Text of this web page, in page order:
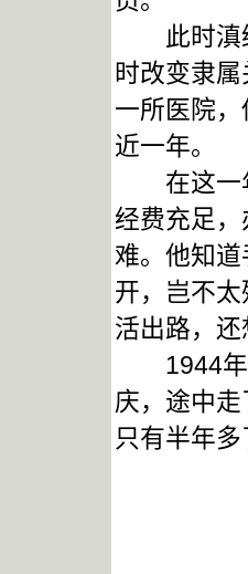
此时滇缅
时改变隶
一所医院
近一年。
在这一年
经费充足
难。他知
开，岂不
活出路，
1944年
庆，途中
只有半年多